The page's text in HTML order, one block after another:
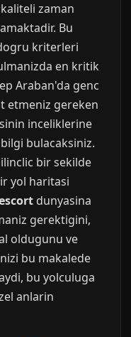
zaman
Bu
kriterleri
en kritik
Araban'da genc
etmeniz gereken
inceliklerine
bulacaksiniz.
bir sekilde
yol haritasi
dunyasina
gerektigini,
oldugunu ve
bu makalede
bu yolculuga
anlarin